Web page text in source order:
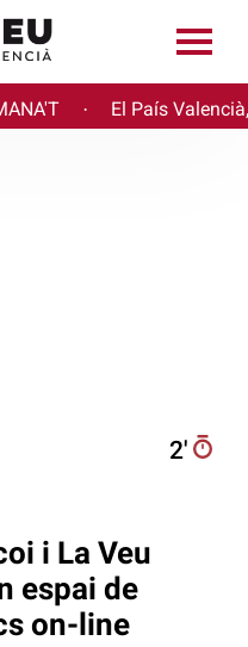
· El País
2′
i La Veu
espai de
on-line